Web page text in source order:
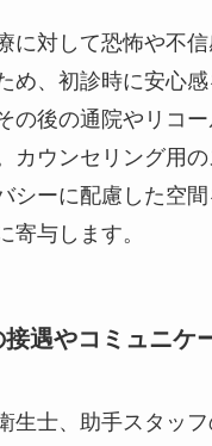
に対して恐怖や不
め、初診時に安心
の後の通院やリコ
カウンセリング用
シーに配慮した空
寄与します。
接遇やコミュニケ
生士、助手スタッ